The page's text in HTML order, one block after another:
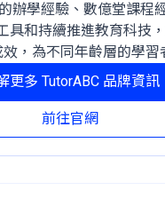
辦學經驗、數億堂課程
具和持續推進教育科技
，為不同年齡層的學習
路徑。
前往官網
更多 TutorABC 品牌資訊